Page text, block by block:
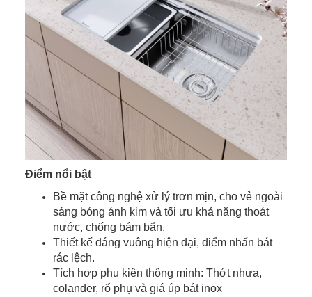
Điểm nổi bật
Bề mặt công nghệ xử lý trơn mịn, cho vẻ ngoài
sáng bóng ánh kim và tối ưu khả năng thoát
nước, chống bám bẩn.
Thiết kế dáng vuông hiện đại, điểm nhấn bát
rác lệch.
Tích hợp phụ kiện thông minh: Thớt nhựa,
colander, rổ phụ và giá úp bát inox